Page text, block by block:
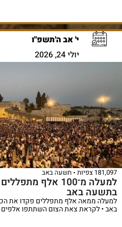
י' אב ה'תשפ"ו
יולי 24, 2026
181,097 צפיות תשעה באב
למעלה מ־100 אלף
בתשעה באב
למעלה ממאה אלף מתפללים פקדו את
באב • לקראת צאת הצום השתתפו
ספר